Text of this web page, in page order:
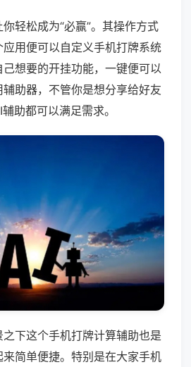
轻松成为“必赢”。其操作方式
用便可以自定义手机打牌系统
想要的开挂功能，一键便可以
助器，不管你是想分享给好友
助都可以满足需求。
下这个手机打牌计算辅助也是
简单便捷。特别是在大家手机